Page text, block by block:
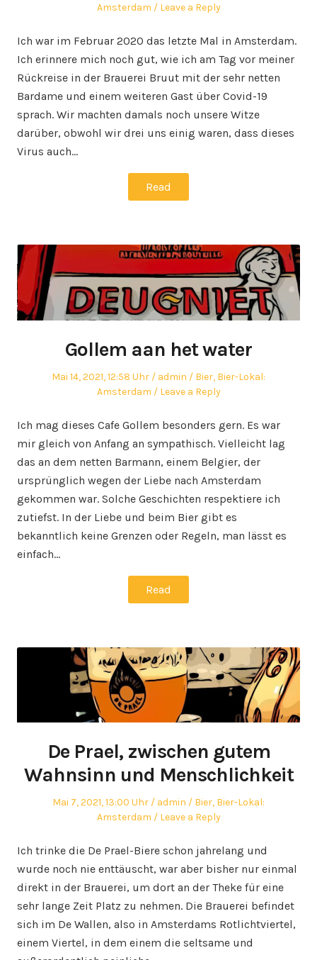
in
Amsterdam
Leave a Reply
Ich war im Februar 2020 das letzte Mal in Amsterdam.
Ich erinnere mich noch gut, wie ich am Tag vor meiner
Rückreise in der Brauerei Bruut mit der sehr netten
Bardame und einem weiteren Gast über Covid-19
sprach. Wir machten damals noch unsere Witze
darüber, obwohl wir drei uns einig waren, dass dieses
Virus auch…
Read
Gollem aan het water
Posted
Mai 14, 2021, 12:58 Uhr Author
admin
Posted
in
Bier, Bier-Lokal:
Amsterdam
Leave a Reply
Ich mag dieses Cafe Gollem besonders gern. Es war
mir gleich von Anfang an sympathisch. Vielleicht lag
das an dem netten Barmann, einem Belgier, der
ursprünglich wegen der Liebe nach Amsterdam
gekommen war. Solche Geschichten respektiere ich
zutiefst. In der Liebe und beim Bier gibt es
bekanntlich keine Grenzen oder Regeln, man lässt es
einfach…
Read
De Prael, zwischen gutem
Wahnsinn und Menschlichkeit
Posted
Mai 7, 2021, 13:00 Uhr Author
admin
Posted
in
Bier, Bier-Lokal:
Amsterdam
Leave a Reply
Ich trinke die De Prael-Biere schon jahrelang und
wurde noch nie enttäuscht, war aber bisher nur einmal
direkt in der Brauerei, um dort an der Theke für eine
sehr lange Zeit Platz zu nehmen. Die Brauerei befindet
sich im De Wallen, also in Amsterdams Rotlichtviertel,
einem Viertel, in dem einem die seltsame und